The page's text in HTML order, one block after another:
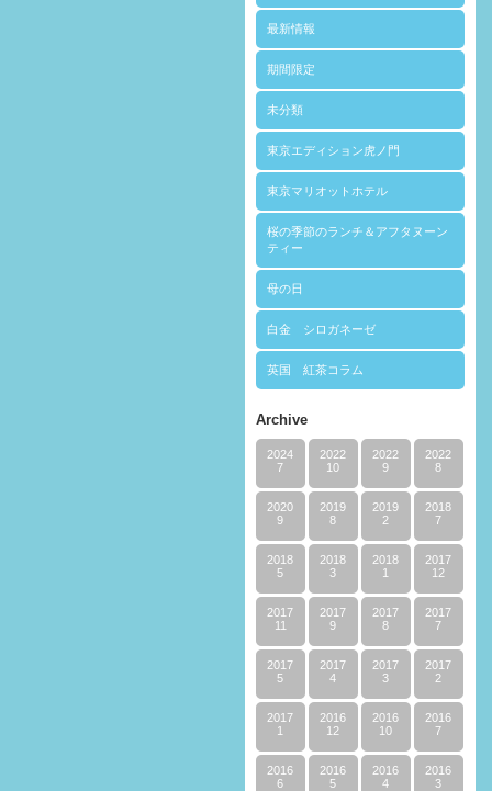
最新情報
期間限定
未分類
東京エディション虎ノ門
東京マリオットホテル
桜の季節のランチ＆アフタヌーン
ティー
母の日
白金 シロガネーゼ
英国 紅茶コラム
Archive
2024
7
2022
10
2022
9
2022
8
2020
9
2019
8
2019
2
2018
7
2018
5
2018
3
2018
1
2017
12
2017
11
2017
9
2017
8
2017
7
2017
5
2017
4
2017
3
2017
2
2017
1
2016
12
2016
10
2016
7
2016
6
2016
5
2016
4
2016
3